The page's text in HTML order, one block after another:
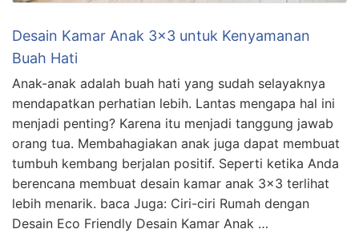
Desain Kamar Anak 3×3 untuk Kenyamanan
Buah Hati
Anak-anak adalah buah hati yang sudah selayaknya
mendapatkan perhatian lebih. Lantas mengapa hal ini
menjadi penting? Karena itu menjadi tanggung jawab
orang tua. Membahagiakan anak juga dapat membuat
tumbuh kembang berjalan positif. Seperti ketika Anda
berencana membuat desain kamar anak 3×3 terlihat
lebih menarik. baca Juga: Ciri-ciri Rumah dengan
Desain Eco Friendly Desain Kamar Anak …